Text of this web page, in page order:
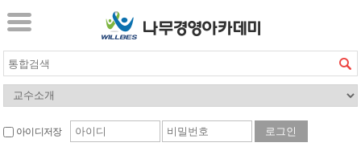
아이디저장